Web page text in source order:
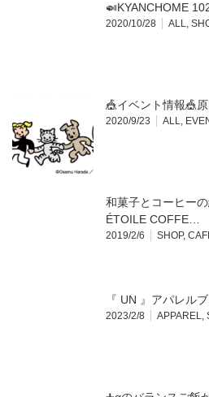
🍛KYANCHOME
2020/10/28 ALL,
🎪イベント情報🎪
2020/9/23 ALL,
和菓子とコーヒー
ÉTOILE COFFE…
2019/2/6 SHOP,
『 UN 』アパレル
2023/2/8 APPAREL,